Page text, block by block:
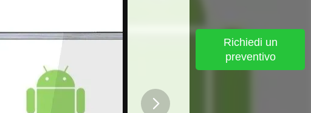
Richiedi un
preventivo